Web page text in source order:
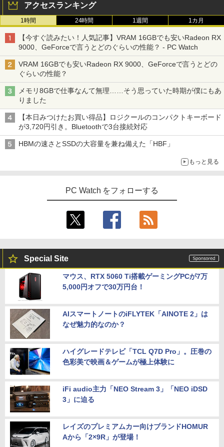
アクセスランキング
1時間 24時間 1週間 1カ月
【今すぐ読みたい！人気記事】VRAM 16GBでも安いRadeon RX
9000、GeForceで言うとどのぐらいの性能？ - PC Watch
VRAM 16GBでも安いRadeon RX 9000、GeForceで言うとどの
ぐらいの性能？
メモリ8GBで仕事なんて無理……そう思っていた時期が僕にもあ
りました
【本日みつけたお買い得品】ロジクールのコンパクトキーボード
が3,720円引き。Bluetoothで3台接続対応
HBMの速さとSSDの大容量を兼ね備えた「HBF」
もっと見る
PC Watch をフォローする
Special Site
マウス、RTX 5060 Ti搭載ゲーミングPCが7万
5,000円オフで30万円台！
AIスマートノートのiFLYTEK「AINOTE 2」は
なぜ魅力的なのか？
ハイグレードテレビ「TCL Q7D Pro」。圧巻の
色彩美で映画＆ゲームが極上体験に
iFi audio主力「NEO Stream 3」「NEO iDSD
3」に迫る
レイズのプレミアムカー向けブランドHOMUR
Aから「2×9R」が登場！